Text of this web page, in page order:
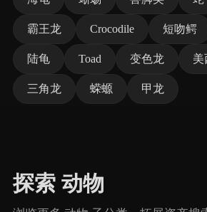
霸王龙 Crocodile 短吻鳄
陆龟 Toad 变色龙 美
三角龙 蝾螈 甲龙
探索 动物